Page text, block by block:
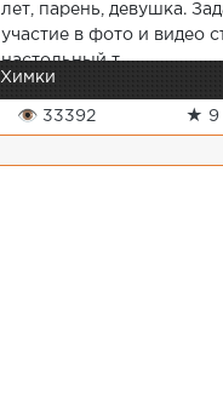
лет, парень, девушка.
участие в фото и видео
настольный т...
Химки
👁 33392 ★ 9